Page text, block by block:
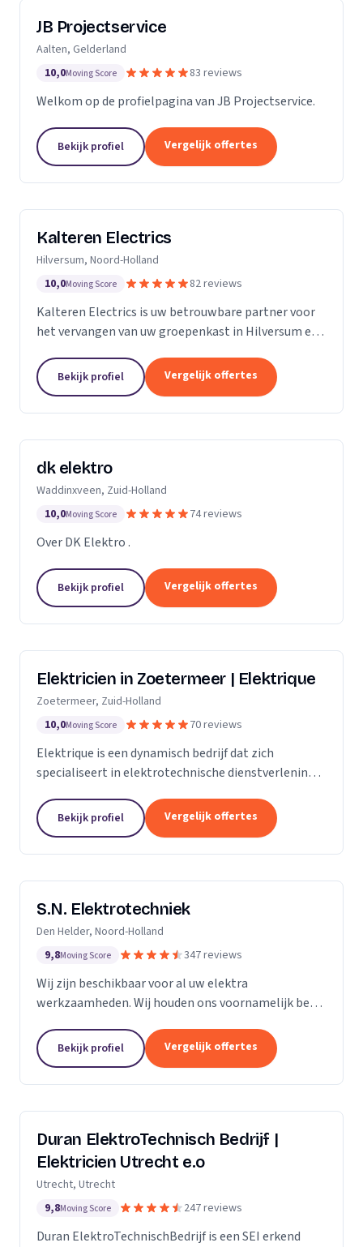
JB Projectservice
Aalten, Gelderland
10,0Moving Score 83 reviews
Welkom op de profielpagina van JB Projectservice.
Bekijk profiel Vergelijk offertes
Kalteren Electrics
Hilversum, Noord-Holland
10,0Moving Score 82 reviews
Kalteren Electrics is uw betrouwbare partner voor
het vervangen van uw groepenkast in Hilversum en
benodigde diploma's en certificeringen, sta ik klaar
om u...
Bekijk profiel Vergelijk offertes
dk elektro
Waddinxveen, Zuid-Holland
10,0Moving Score 74 reviews
Over DK Elektro .
Bekijk profiel Vergelijk offertes
Elektricien in Zoetermeer | Elektrique
Zoetermeer, Zuid-Holland
10,0Moving Score 70 reviews
Elektrique is een dynamisch bedrijf dat zich
specialiseert in elektrotechnische dienstverlening.
klanttevredenheid, streven we ernaar om elke klus,
groot of...
Bekijk profiel Vergelijk offertes
S.N. Elektrotechniek
Den Helder, Noord-Holland
9,8Moving Score 347 reviews
Wij zijn beschikbaar voor al uw elektra
werkzaamheden. Wij houden ons voornamelijk bezig
groepenkastinstallaties & laadpalen.
Bekijk profiel Vergelijk offertes
Duran ElektroTechnisch Bedrijf |
Elektricien Utrecht e.o
Utrecht, Utrecht
9,8Moving Score 247 reviews
Duran ElektroTechnischBedrijf is een SEI erkend